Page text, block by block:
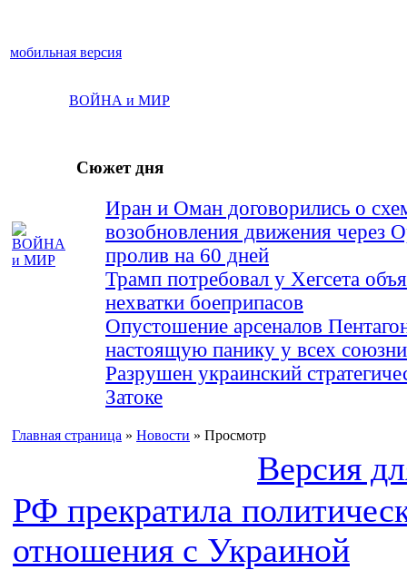
мобильная версия
ВОЙНА и МИР
Сюжет дня
Иран и Оман договорились о
возобновления движения через
пролив на 60 дней
Трамп потребовал у Хегсета
нехватки боеприпасов
Опустошение арсеналов
настоящую панику у всех
Разрушен украинский
Затоке
Главная страница » Новости » Просмотр
Версия
РФ прекратила
отношения с Украиной